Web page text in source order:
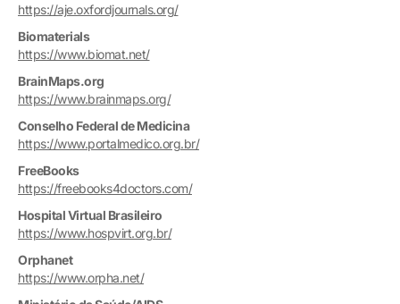
https://aje.oxfordjournals.org/
Biomaterials
https://www.biomat.net/
BrainMaps.org
https://www.brainmaps.org/
Conselho Federal de Medicina
https://www.portalmedico.org.br/
FreeBooks
https://freebooks4doctors.com/
Hospital Virtual Brasileiro
https://www.hospvirt.org.br/
Orphanet
https://www.orpha.net/